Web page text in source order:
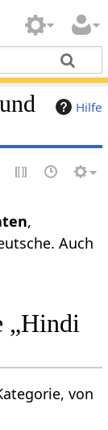
Hilfe
,
Auch
„Hindi
von